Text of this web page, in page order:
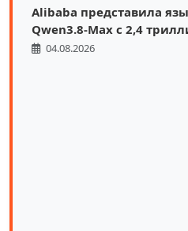
Alibaba представила
Qwen3.8-Max с 2,4
04.08.2026